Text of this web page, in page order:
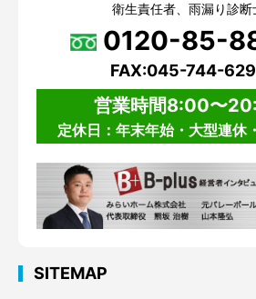
衛生責任者、雨漏り診断
0120-85-
FAX:045-744-
営業時間8:00〜
定休日：年末年始・大型連休
SITEMAP